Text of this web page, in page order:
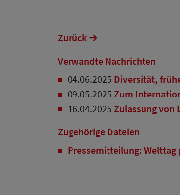
Zurück
Verwandte Nachrichten
04.06.2025 Diversität,
09.05.2025 Zum
16.04.2025 Zulassung von
Zugehörige Dateien
Pressemitteilung: Welttag